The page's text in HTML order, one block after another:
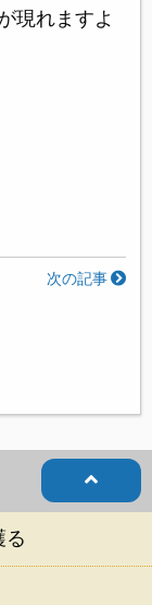
現れますよ
次の記事
る